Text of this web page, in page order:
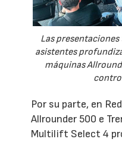
Las
asistentes
máquinas
Por su parte, en
Allrounder 500 e
Multilift Select 4